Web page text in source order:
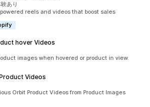
件
あり
reels and videos that boost sales
hover Videos
images when hovered or product in view.
Videos
Orbit Product Videos from Product Images